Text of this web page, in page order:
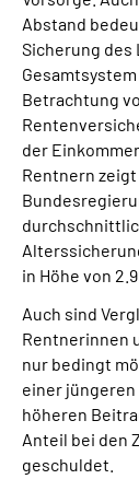
Abstand
Sicherung des
Betrachtung
der
Rentnern
in Höhe von
Auch sind
Rentnerinnen
nur bedingt
einer
höheren
Anteil bei den
geschuldet.